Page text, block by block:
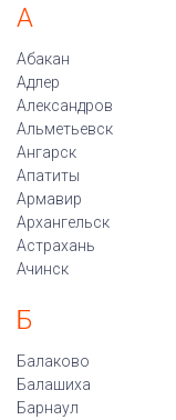
А
Абакан
Адлер
Александров
Альметьевск
Ангарск
Апатиты
Армавир
Архангельск
Астрахань
Ачинск
Б
Балаково
Балашиха
Барнаул